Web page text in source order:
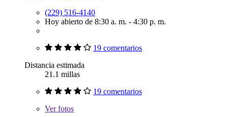
(229) 516-4140
Hoy abierto de 8:30 a. m. - 4:30 p. m.
19 comentarios
Distancia estimada
21.1 millas
19 comentarios
Verfotos